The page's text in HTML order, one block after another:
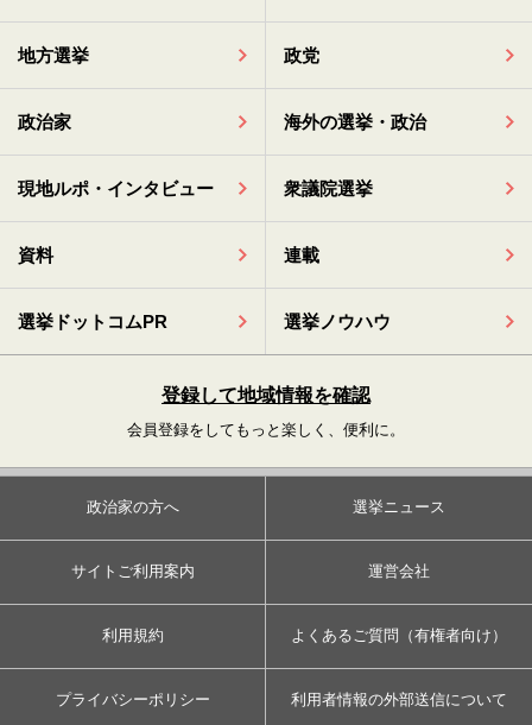
地方選挙 政党
政治家 海外の選挙・政治
現地ルポ・インタビュー 衆議院選挙
資料 連載
選挙ドットコムPR 選挙ノウハウ
登録して地域情報を確認
会員登録をしてもっと楽しく、便利に。
政治家の方へ 選挙ニュース
サイトご利用案内 運営会社
利用規約 よくあるご質問（有権者向け）
プライバシーポリシー 利用者情報の外部送信について